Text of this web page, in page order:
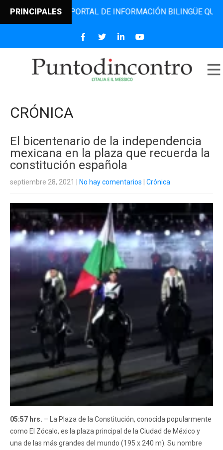
PRINCIPALES
PORTAL DE INFORMACIÓN BILINGÜE QUE DESDE 2006
CRÓNICA
El bicentenario de la independencia
mexicana en la plaza que recuerda la
constitución española
septiembre 28, 2021 No hay comentarios Crónica
05:57 hrs. – La Plaza de la Constitución, conocida popularmente
como El Zócalo, es la plaza principal de la Ciudad de México y
una de las más grandes del mundo (195 x 240 m). Su nombre